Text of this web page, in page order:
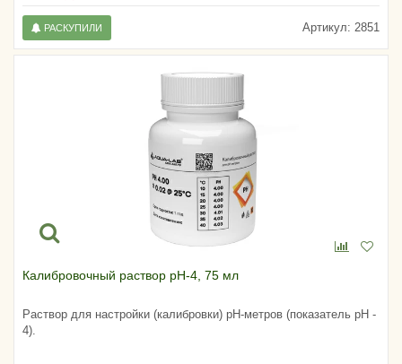
Артикул: 2851
РАСКУПИЛИ
Калибровочный раствор pH-4, 75 мл
Раствор для настройки (калибровки) pH-метров (показатель pH -
4).